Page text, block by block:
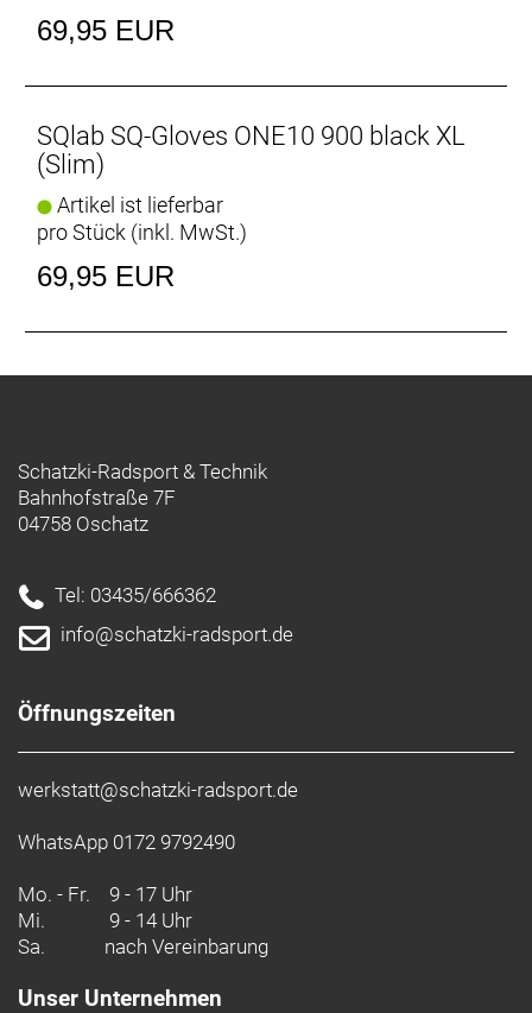
69,95 EUR
SQlab SQ-Gloves ONE10 900 black XL
(Slim)
Artikel ist lieferbar
pro Stück (inkl. MwSt.)
69,95 EUR
Schatzki-Radsport & Technik
Bahnhofstraße 7F
04758 Oschatz
Tel: 03435/666362
info@schatzki-radsport.de
Öffnungszeiten
werkstatt@schatzki-radsport.de
WhatsApp 0172 9792490
Mo. - Fr. 9 - 17 Uhr
Mi.
9 - 14 Uhr
Sa.
nach Vereinbarung
Unser Unternehmen